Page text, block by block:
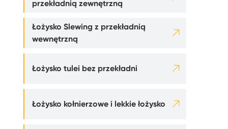
przekładnią zewnętrzną
Łożysko Slewing z przekładnią
wewnętrzną

Łożysko tulei bez przekładni 
Łożysko kołnierzowe i lekkie łożysko 